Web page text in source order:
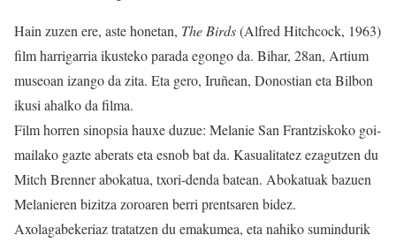
Hain zuzen ere, aste honetan, The Birds(Alfred Hitchcock, 1963)
film harrigarria ikusteko parada egongo da. Bihar, 28an, Artium
museoan izango da zita. Eta gero, Iruñean, Donostian eta Bilbon
ikusi ahalko da filma.
Film horren sinopsia hauxe duzue: Melanie San Frantziskoko goi-
mailako gazte aberats eta esnob bat da. Kasualitatez ezagutzen du
Mitch Brenner abokatua, txori-denda batean. Abokatuak bazuen
Melanieren bizitza zoroaren berri prentsaren bidez.
Axolagabekeriaz tratatzen du emakumea, eta nahiko sumindurik